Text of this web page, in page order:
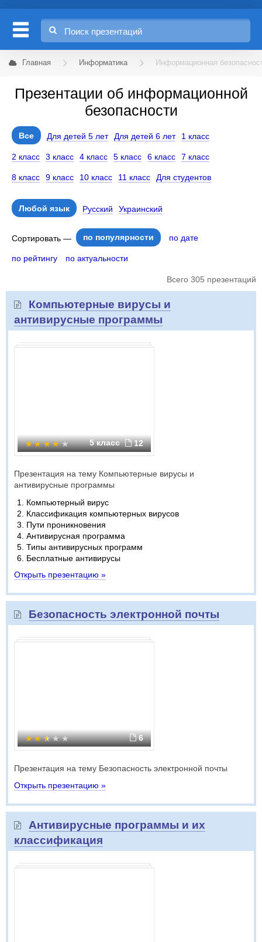
Главная Информатика Информационная
Презентации об информационной
безопасности
Все Для детей 5 лет Для детей 6 лет 1 класс
2 класс 3 класс 4 класс 5 класс 6 класс 7 класс
8 класс 9 класс 10 класс 11 класс Для студентов
Любой язык Русский Украинский
Сортировать — по популярности по дате
по рейтингу по актуальности
Всего 305 презентаций
Компьютерные вирусы и
антивирусные программы
5 класс 12
Презентация на тему Компьютерные вирусы и
антивирусные программы
Компьютерный вирус
Классификация компьютерных вирусов
Пути проникновения
Антивирусная программа
Типы антивирусных программ
Бесплатные антивирусы
Открыть презентацию »
Безопасность электронной почты
6
Презентация на тему Безопасность электронной почты
Открыть презентацию »
Антивирусные программы и их
классификация